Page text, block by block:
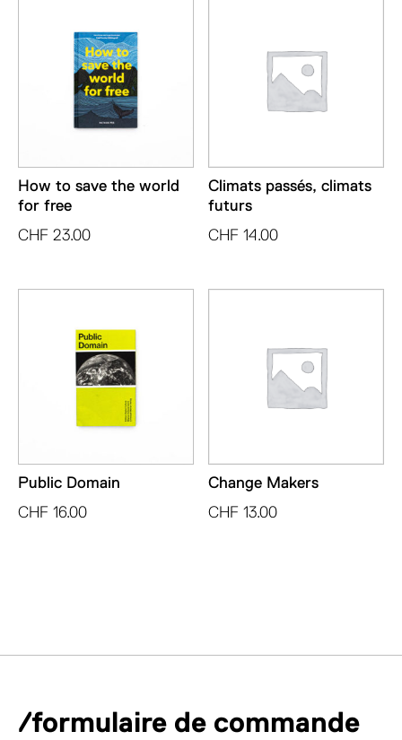
How to save the world
for free
CHF 23.00
Climats passés, climats
futurs
CHF 14.00
Public Domain
CHF 16.00
Change Makers
CHF 13.00
/formulaire de commande